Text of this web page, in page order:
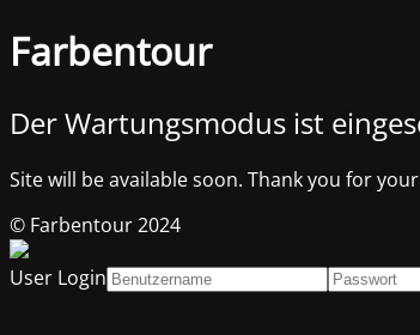
Farbentour
Der Wartungsmodus ist
Site will be available soon. Thank you for
© Farbentour 2024
User Login